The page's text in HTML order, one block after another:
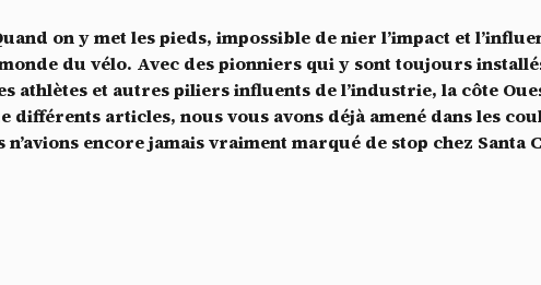
on y met les pieds, impossible de nier l’impact et
du vélo. Avec des pionniers qui y sont toujours
athlètes et autres piliers influents de l’industrie, la côte
différents articles, nous vous avons déjà amené dans les
encore jamais vraiment marqué de stop chez Santa
J'accepte de recevoir cette lettre d'information et je comprends que je
désinscrire à tout moment
Vimeo interdit Ce service peut déposer 8
Autoriser Interdire
YouTube interdit -Ce service peut déposer